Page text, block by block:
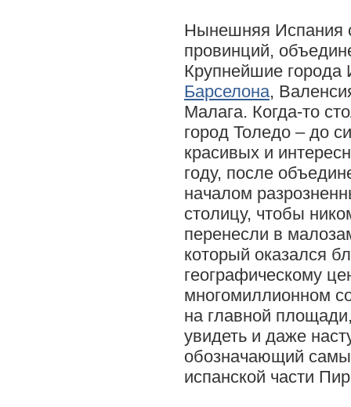
Нынешняя Испания
провинций,
Крупнейшие
Барселона,
Малага. Когда-то
город Толедо – до
красивых и
году, после
началом
столицу, чтобы
перенесли в
который оказался
географическому
многомиллионном
на главной
увидеть и даже
обозначающий
испанской части